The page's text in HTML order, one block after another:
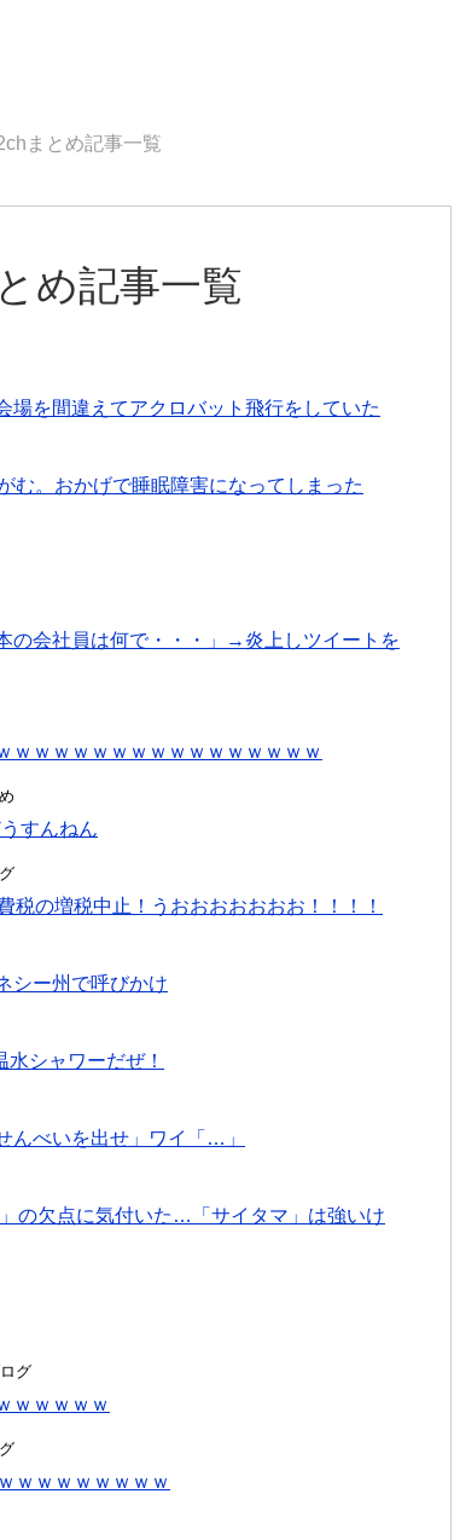
まとめ記事一覧
め記事一覧
を間違えてアクロバット飛行をしていた
む。おかげで睡眠障害になってしまった
の会社員は何で・・・」→炎上しツイートを
ｗｗｗｗｗｗｗｗｗｗｗｗｗｗｗｗ
すんねん
税の増税中止！うおおおおおおお！！！！
シー州で呼びかけ
シャワーだぜ！
んべいを出せ」ワイ「…」
の欠点に気付いた…「サイタマ」は強いけ
グ
ｗｗｗｗｗ
ｗｗｗｗｗｗｗｗ